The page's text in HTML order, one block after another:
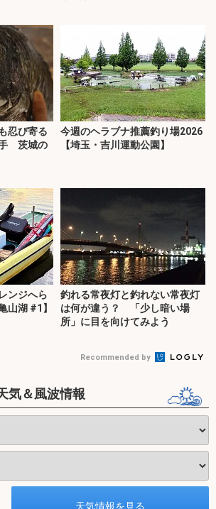
忍び寄る
手 茨城の
今週のヘラブナ推薦釣り場2026
【埼玉・吉川運動公園】
ンジへら
山湖 #1】
釣れる常夜灯と釣れない常夜灯
は何が違う？ 「少し暗い場
所」に目を向けてみよう
Recommended by
気＆風波情報